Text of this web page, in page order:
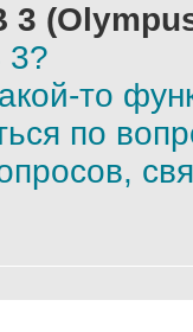
3
3?
то
по